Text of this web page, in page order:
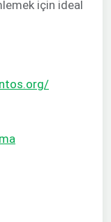
için ideal